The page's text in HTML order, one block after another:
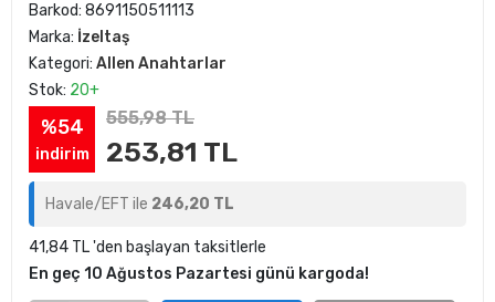
Barkod: 8691150511113
Marka: İzeltaş
Kategori: Allen Anahtarlar
Stok: 20+
%54
indirim
555,98 TL
253,81 TL
Havale/EFT ile 246,20 TL
41,84 TL 'den başlayan taksitlerle
En geç 10 Ağustos Pazartesi günü kargoda!